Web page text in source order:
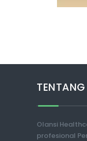
Olansi
profesional